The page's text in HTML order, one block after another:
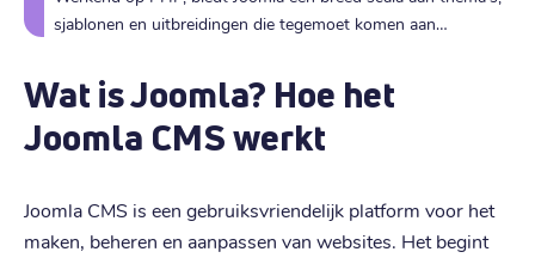
sjablonen en uitbreidingen die tegemoet komen aan
zakelijke websites en online gemeenschappen.
Wat is Joomla? Hoe het
Joomla CMS werkt
Joomla CMS is een gebruiksvriendelijk platform voor het
maken, beheren en aanpassen van websites. Het begint